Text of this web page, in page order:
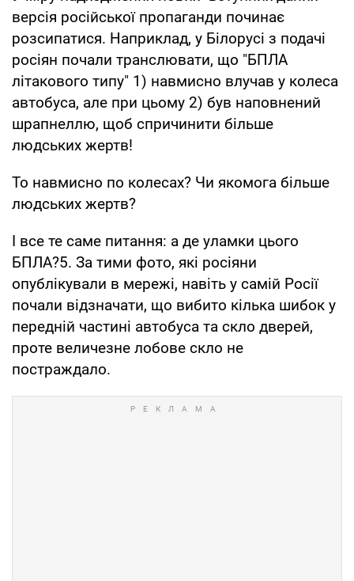
версія російської пропаганди починає
розсипатися. Наприклад, у Білорусі з подачі
росіян почали транслювати, що "БПЛА
літакового типу" 1) навмисно влучав у колеса
автобуса, але при цьому 2) був наповнений
шрапнеллю, щоб спричинити більше
людських жертв!
То навмисно по колесах? Чи якомога більше
людських жертв?
І все те саме питання: а де уламки цього
БПЛА?5. За тими фото, які росіяни
опублікували в мережі, навіть у самій Росії
почали відзначати, що вибито кілька шибок у
передній частині автобуса та скло дверей,
проте величезне лобове скло не
постраждало.